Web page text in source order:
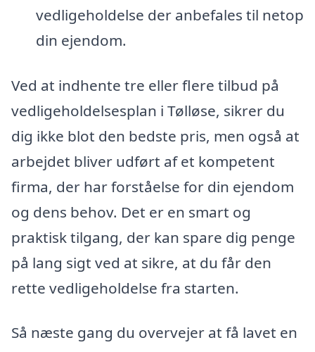
vedligeholdelse der anbefales til netop
din ejendom.
Ved at indhente tre eller flere tilbud på
vedligeholdelsesplan i Tølløse, sikrer du
dig ikke blot den bedste pris, men også at
arbejdet bliver udført af et kompetent
firma, der har forståelse for din ejendom
og dens behov. Det er en smart og
praktisk tilgang, der kan spare dig penge
på lang sigt ved at sikre, at du får den
rette vedligeholdelse fra starten.
Så næste gang du overvejer at få lavet en